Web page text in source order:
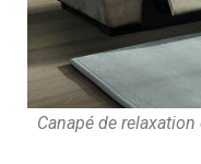
Canapé de